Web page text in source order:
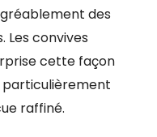
des
Les convives
cette façon
particulièrement
raffiné.